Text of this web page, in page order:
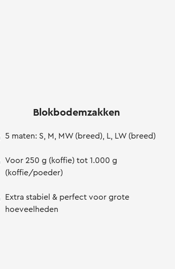
Blokbodemzakken
5 maten: S, M, MW (breed), L, LW (breed)
Voor 250 g (koffie) tot 1.000 g
(koffie/poeder)
Extra stabiel & perfect voor grote
hoeveelheden